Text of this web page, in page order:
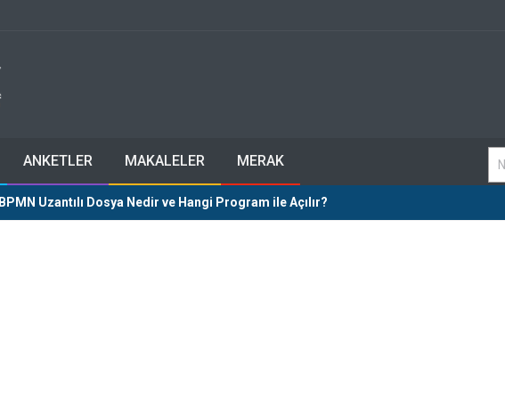
ANKETLER MAKALELER MERAK
BPMN Uzantılı Dosya Nedir ve Hangi Program ile Açılır?